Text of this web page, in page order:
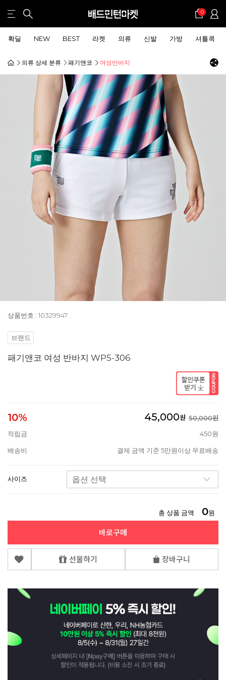
0
확딜 NEW BEST 라켓 의류 신발 가방 셔틀콕
의류 상세 분류 패기앤코 여성반바지
상품번호 : 10329947
브랜드
패기앤코 여성 반바지 WP5-306
10% 45,000원 50,000원
적립금
450원
배송비 결제 금액 기준 5만원이상 무료배송
사이즈
총 상품 금액 0원
바로구매
선물하기 장바구니